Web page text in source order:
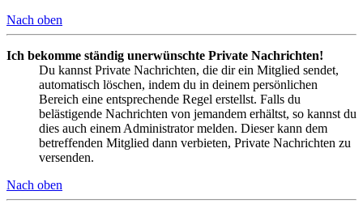
Nach oben
Ich bekomme ständig unerwünschte Private Nachrichten!
Du kannst Private Nachrichten, die dir ein Mitglied sendet,
automatisch löschen, indem du in deinem persönlichen
Bereich eine entsprechende Regel erstellst. Falls du
belästigende Nachrichten von jemandem erhältst, so kannst du
dies auch einem Administrator melden. Dieser kann dem
betreffenden Mitglied dann verbieten, Private Nachrichten zu
versenden.
Nach oben